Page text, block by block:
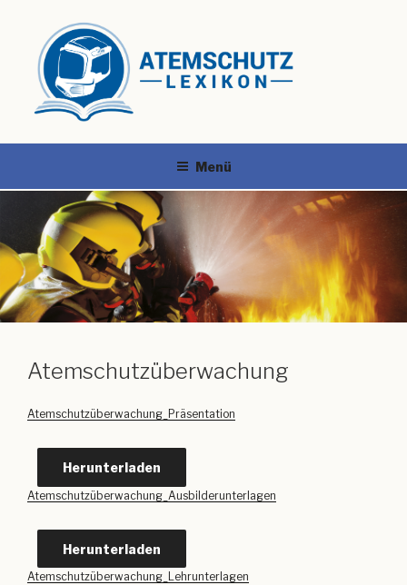
Menü
Atemschutzüberwachung
Atemschutzüberwachung_Präsentation
Herunterladen
Atemschutzüberwachung_Ausbilderunterlagen
Herunterladen
Atemschutzüberwachung_Lehrunterlagen